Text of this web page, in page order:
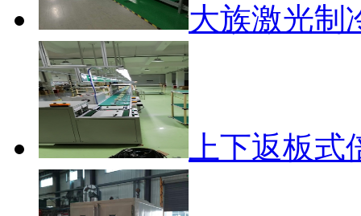
大族激光制
上下返板